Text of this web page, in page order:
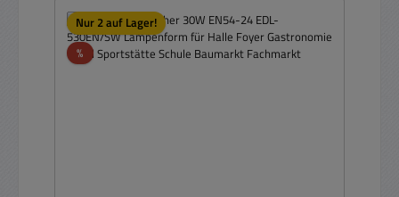
Nur 2 auf Lager!
%Rabatt